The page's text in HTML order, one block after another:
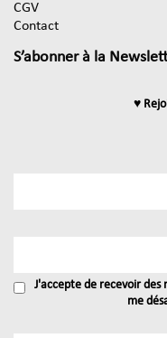
CGV
Contact
S’abonner à la
♥
J'accepte de recevoir
me